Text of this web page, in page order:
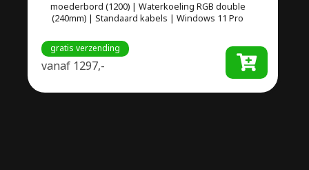
moederbord (1200) | Waterkoeling RGB double
(240mm) | Standaard kabels | Windows 11 Pro
gratis verzending
vanaf 1297,-